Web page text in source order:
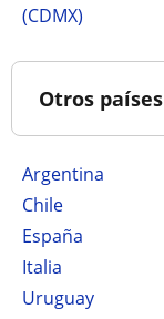
(CDMX)
Otros países
Argentina
Chile
España
Italia
Uruguay